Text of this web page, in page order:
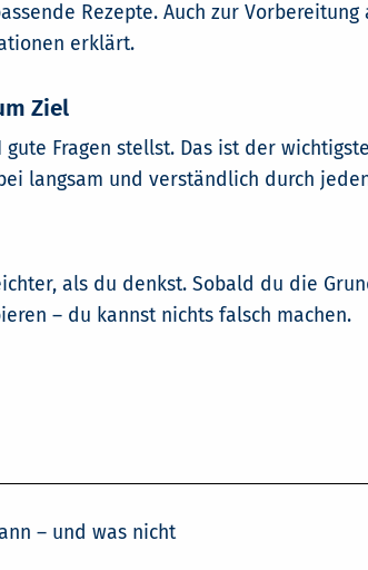
Rezepte. Auch zur
erklärt.
Ziel
gute Fragen stellst. Das ist der
langsam und verständlich durch
als du denkst. Sobald du die
– du kannst nichts falsch machen.
– und was nicht